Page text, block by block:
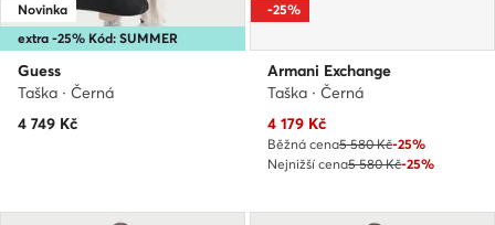
extra -25% Kód: SUMMER
Novinka
Guess
Taška · Černá
4 749 Kč
-25%
Armani Exchange
Taška · Černá
Aktuální cena
4 179 Kč
Běžná cena5 580 Kč-25%
Nejnižší cena5 580 Kč-25%